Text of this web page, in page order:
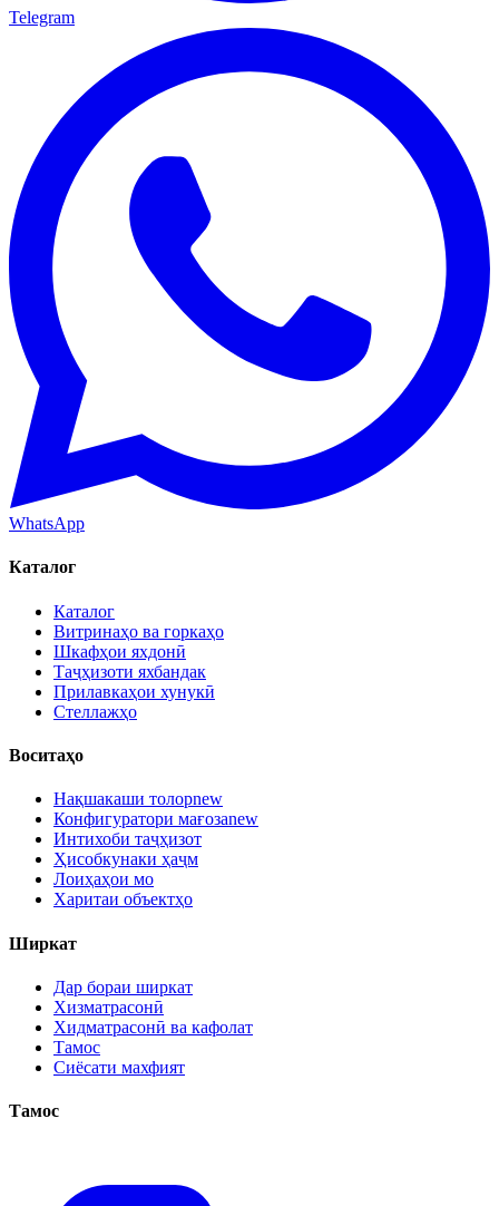
Telegram
WhatsApp
Каталог
Каталог
Витринаҳо ва горкаҳо
Шкафҳои яхдонӣ
Таҷҳизоти яхбандак
Прилавкаҳои хунукӣ
Стеллажҳо
Воситаҳо
Нақшакаши толорnew
Конфигуратори мағозаnew
Интихоби таҷҳизот
Ҳисобкунаки ҳаҷм
Лоиҳаҳои мо
Харитаи объектҳо
Ширкат
Дар бораи ширкат
Хизматрасонӣ
Хидматрасонӣ ва кафолат
Тамос
Сиёсати махфият
Тамос